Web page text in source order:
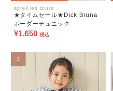
apres les cours
★タイムセール★Dick Bruna
ボーダーチュニック
¥1,650 税込
3